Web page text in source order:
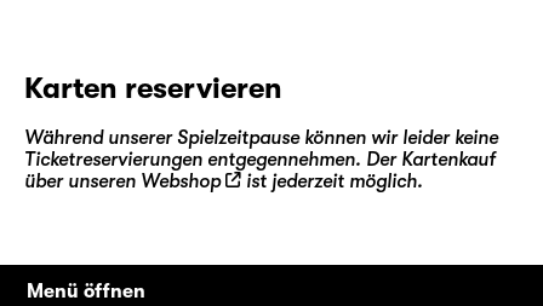
Karten reservieren
Während unserer Spielzeitpause können wir leider keine
Ticketreservierungen entgegennehmen. Der Kartenkauf
über unseren Webshop ist jederzeit möglich.
Menü öffnen